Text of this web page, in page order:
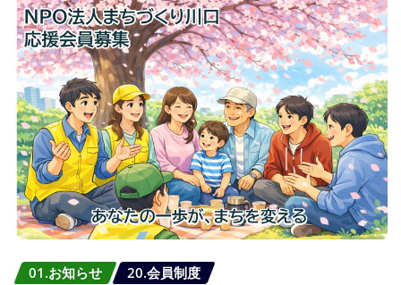
01.お知らせ 20.会員制度